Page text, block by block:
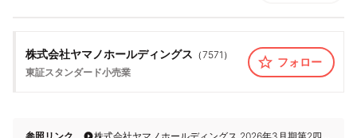
株式会社ヤマノホールディングス （7571 ）
東証スタンダード小売業
フォロー
参照リンク